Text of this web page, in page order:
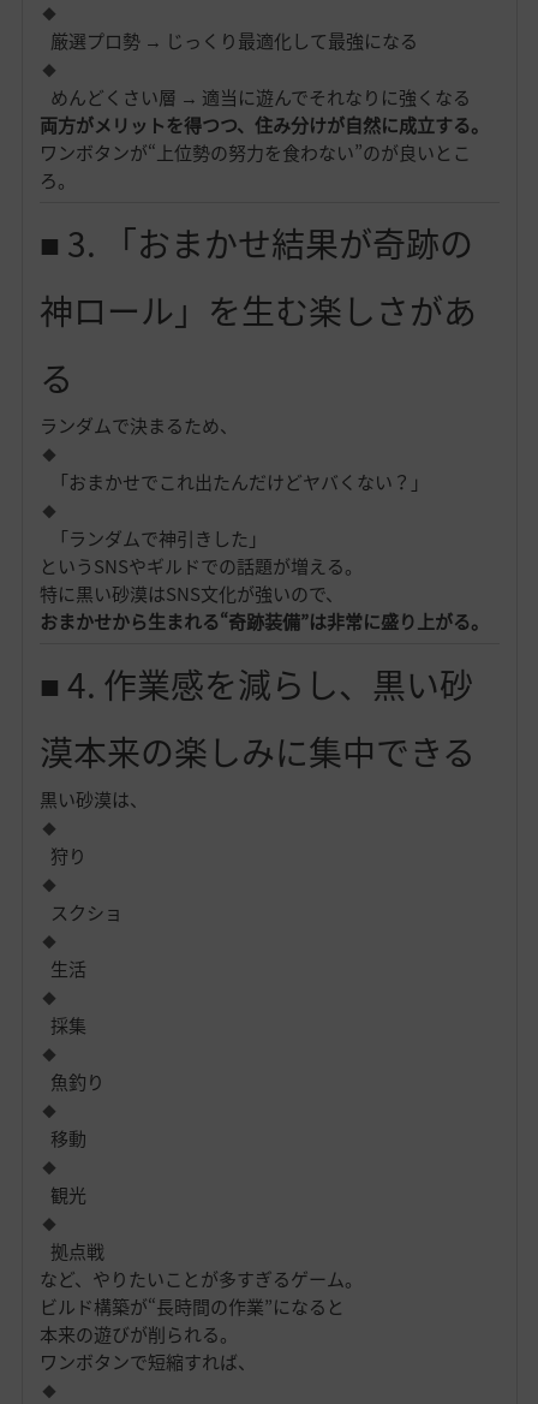
厳選プロ勢 → じっくり最適化して最強になる
めんどくさい層 → 適当に遊んでそれなりに強くなる
両方がメリットを得つつ、住み分けが自然に成立する。
ワンボタンが“上位勢の努力を食わない”のが良いとこ
ろ。
■ 3. 「おまかせ結果が奇跡の
神ロール」を生む楽しさがあ
る
ランダムで決まるため、
「おまかせでこれ出たんだけどヤバくない？」
「ランダムで神引きした」
というSNSやギルドでの話題が増える。
特に黒い砂漠はSNS文化が強いので、
おまかせから生まれる“奇跡装備”は非常に盛り上がる。
■ 4. 作業感を減らし、黒い砂
漠本来の楽しみに集中できる
黒い砂漠は、
狩り
スクショ
生活
採集
魚釣り
移動
観光
拠点戦
など、やりたいことが多すぎるゲーム。
ビルド構築が“長時間の作業”になると
本来の遊びが削られる。
ワンボタンで短縮すれば、